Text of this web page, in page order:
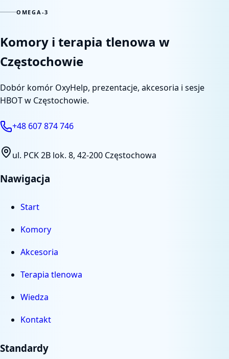
OMEGA-3
Komory i terapia tlenowa w
Częstochowie
Dobór komór OxyHelp, prezentacje, akcesoria i sesje
HBOT w Częstochowie.
+48 607 874 746
ul. PCK 2B lok. 8, 42-200 Częstochowa
Nawigacja
Start
Komory
Akcesoria
Terapia tlenowa
Wiedza
Kontakt
Standardy